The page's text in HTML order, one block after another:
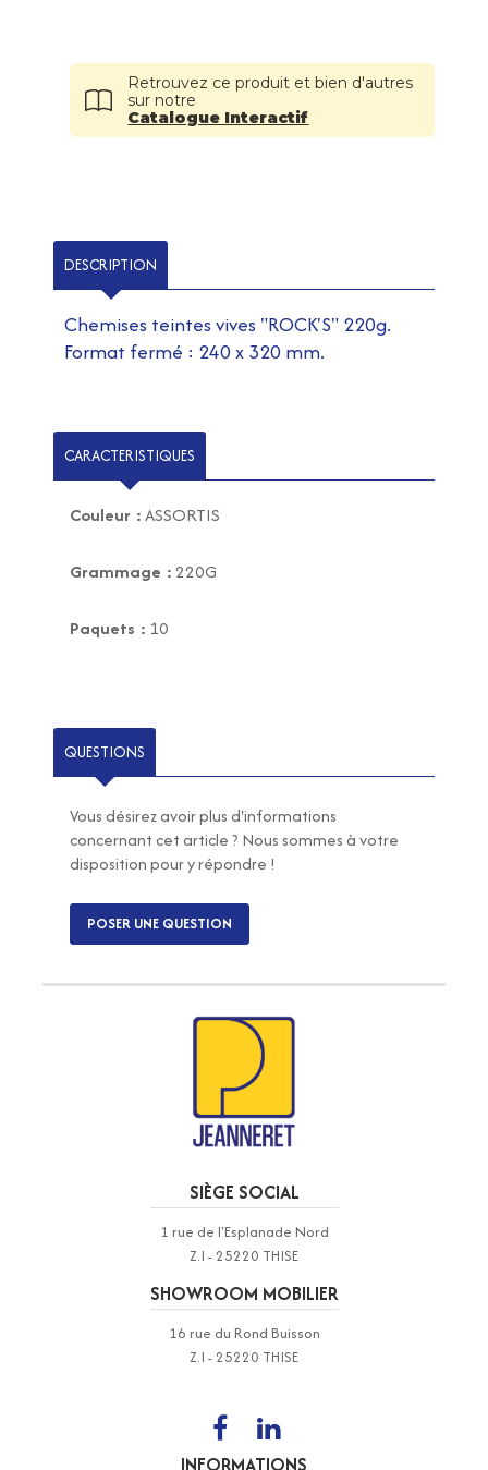
Retrouvez ce produit et bien d'autres
sur notre
Catalogue Interactif
DESCRIPTION
Chemises teintes vives "ROCK'S" 220g.
Format fermé : 240 x 320 mm.
CARACTERISTIQUES
Couleur :ASSORTIS
Grammage :220G
Paquets : 10
QUESTIONS
Vous désirez avoir plus d'informations
concernant cet article ? Nous sommes à votre
disposition pour y répondre !
POSER UNE QUESTION
SIÈGE SOCIAL
1 rue de l'Esplanade Nord
Z.I - 25220 THISE
SHOWROOM MOBILIER
16 rue du Rond Buisson
Z.I - 25220 THISE